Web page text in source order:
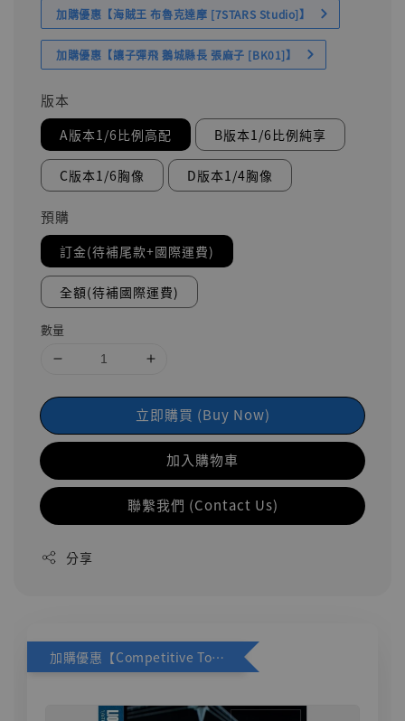
加購優惠【海賊王 布魯克達摩 [7STARS Studio]】
加購優惠【讓子彈飛 鵝城縣長 張麻子 [BK01]】
版本
A版本1/6比例高配 B版本1/6比例純享
C版本1/6胸像 D版本1/4胸像
預購
訂金(待補尾款+國際運費)
全額(待補國際運費)
數量
立即購買 (Buy Now)
加入購物車
聯繫我們 (Contact Us)
分享
加購優惠【Competitive Toys 梅西 [CM001]】